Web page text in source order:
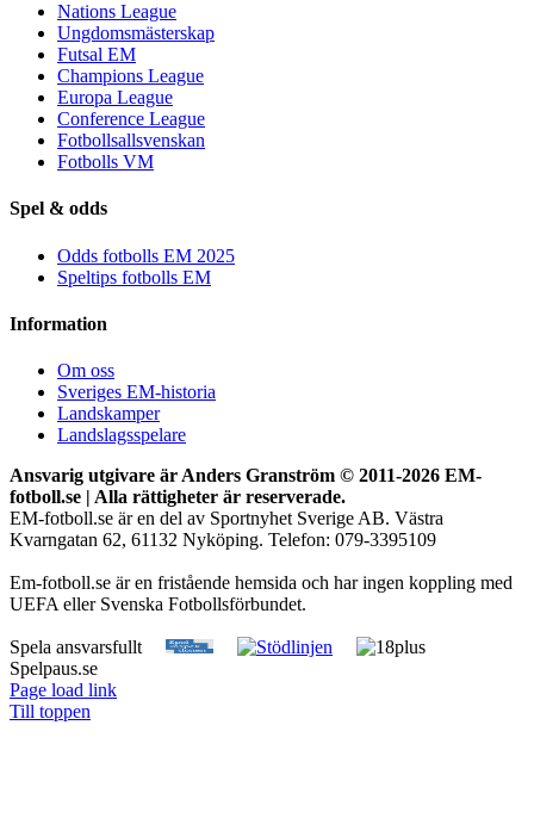
Nations League
Ungdomsmästerskap
Futsal EM
Champions League
Europa League
Conference League
Fotbollsallsvenskan
Fotbolls VM
Spel & odds
Odds fotbolls EM 2025
Speltips fotbolls EM
Information
Om oss
Sveriges EM-historia
Landskamper
Landslagsspelare
Ansvarig utgivare är Anders Granström © 2011-2026 EM-
fotboll.se | Alla rättigheter är reserverade.
EM-fotboll.se är en del av Sportnyhet Sverige AB. Västra
Kvarngatan 62, 61132 Nyköping. Telefon: 079-3395109
Em-fotboll.se är en fristående hemsida och har ingen koppling med
UEFA eller Svenska Fotbollsförbundet.
Spela ansvarsfullt
Spelpaus.se
Page load link
Till toppen